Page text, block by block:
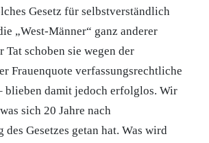
Gesetz für selbstverständlich
„West-Männer“ ganz anderer
Tat schoben sie wegen der
Frauenquote verfassungsrechtliche
blieben damit jedoch erfolglos. Wir
sich 20 Jahre nach
des Gesetzes getan hat. Was wird